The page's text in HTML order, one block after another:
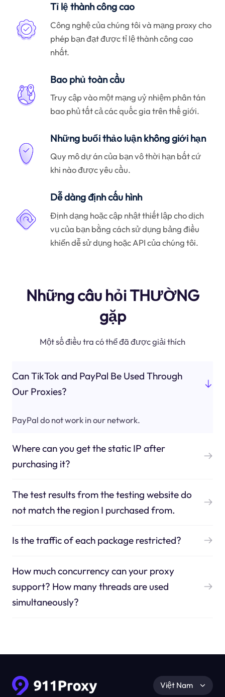
Tỉ lệ thành công cao
Công nghệ của chúng tôi và mạng proxy cho
phép bạn đạt được tỉ lệ thành công cao
nhất.
Bao phủ toàn cầu
Truy cập vào một mạng uỷ nhiệm phân tán
bao phủ tất cả các quốc gia trên thế giới.
Những buổi thảo luận không giới hạn
Quy mô dự án của bạn vô thời hạn bất cứ
khi nào được yêu cầu.
Dễ dàng định cấu hình
Định dạng hoặc cập nhật thiết lập cho dịch
vụ của bạn bằng cách sử dụng bảng điều
khiển dễ sử dụng hoặc API của chúng tôi.
Những câu hỏi THƯỜNG
gặp
Một số điều tra có thể đã được giải thích
Can TikTok and PayPal Be Used Through
Our Proxies?
PayPal do not work in our network.
Where can you get the static IP after
purchasing it?
The test results from the testing website do
not match the region I purchased from.
Is the traffic of each package restricted?
How much concurrency can your proxy
support? How many threads are used
simultaneously?
Việt Nam